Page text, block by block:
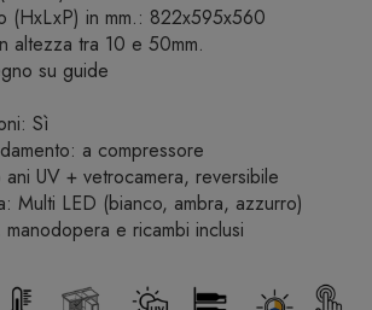
(HxLxP) in mm.: 822x595x560
altezza tra 10 e 50mm.
su guide
Sì
a compressore
UV + vetrocamera, reversibile
Multi LED (bianco, ambra, azzurro)
e ricambi inclusi